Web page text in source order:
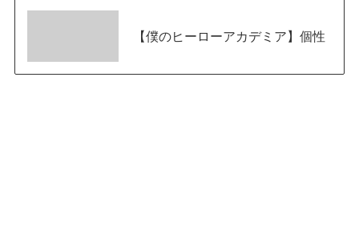
【僕のヒーローアカデミア】個性